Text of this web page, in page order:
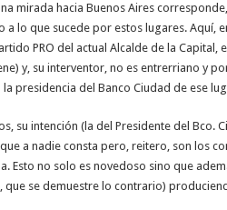
mirada hacia Buenos Aires
a lo que sucede por estos lugares. Aquí,
PRO del actual Alcalde de la Capital,
y, su interventor, no es entrerriano y
presidencia del Banco Ciudad de ese
su intención (la del Presidente del Bco.
a nadie consta pero, reitero, son los
Esto no solo es novedoso sino que
que se demuestre lo contrario)